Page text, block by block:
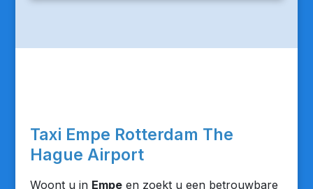
Taxi Empe Rotterdam The
Hague Airport
Woont u in Empeen zoekt u een betrouwbare